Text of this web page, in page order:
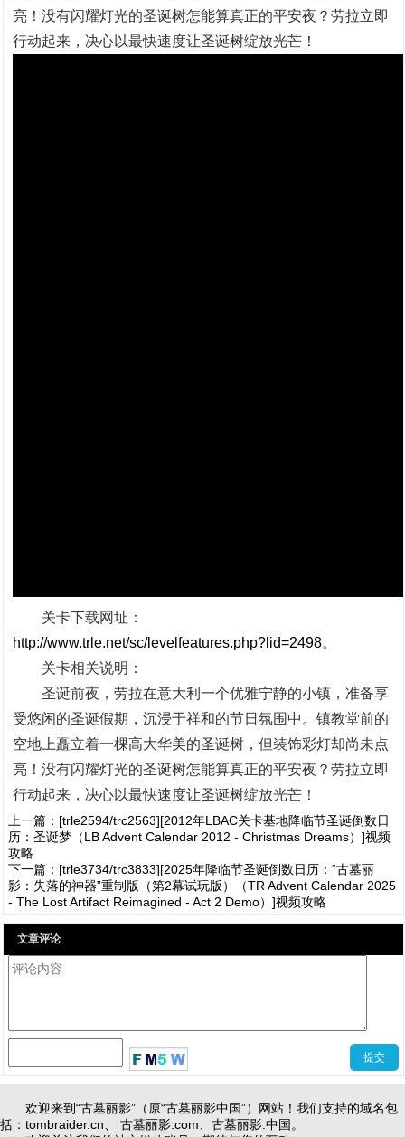
亮！没有闪耀灯光的圣诞树怎能算真正的平安夜？劳拉立即
行动起来，决心以最快速度让圣诞树绽放光芒！
关卡下载网址：
http://www.trle.net/sc/levelfeatures.php?lid=2498。
关卡相关说明：
圣诞前夜，劳拉在意大利一个优雅宁静的小镇，准备享
受悠闲的圣诞假期，沉浸于祥和的节日氛围中。镇教堂前的
空地上矗立着一棵高大华美的圣诞树，但装饰彩灯却尚未点
亮！没有闪耀灯光的圣诞树怎能算真正的平安夜？劳拉立即
行动起来，决心以最快速度让圣诞树绽放光芒！
上一篇： [trle2594/trc2563][2012年LBAC关卡基地降临节圣诞倒数日
历：圣诞梦（LB Advent Calendar 2012 - Christmas Dreams）]视频
攻略
下一篇： [trle3734/trc3833][2025年降临节圣诞倒数日历：“古墓丽
影：失落的神器”重制版（第2幕试玩版）（TR Advent Calendar 2025
- The Lost Artifact Reimagined - Act 2 Demo）]视频攻略
文章评论
欢迎来到“古墓丽影”（原“古墓丽影中国”）网站！我们支持的域名包
括： tombraider.cn 古墓丽影.com 古墓丽影.中国 。